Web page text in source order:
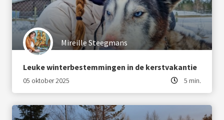
Mireille Steegmans
Leuke winterbestemmingen in de kerstvakantie
05 oktober 2025 5 min.